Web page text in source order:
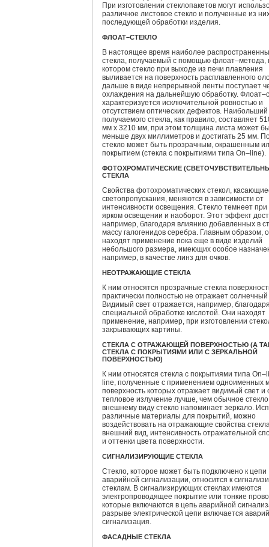
При изготовлении стеклопакетов могут
различное листовое стекло и полученные из
последующей обработки изделия.
ФЛОАТ–СТЕКЛО
В настоящее время наиболее
стекла, получаемый с помощью флоат–метода,
котором стекло при выходе из печи плавления
выливается на поверхность расплавленного
дальше в виде непрерывной ленты поступает
охлаждения на дальнейшую обработку.
характеризуется исключительной ровностью и
отсутствием оптических дефектов.
получаемого стекла, как правило, составляет
мм х 3210 мм, при этом толщина листа может
меньше двух миллиметров и достигать 25 мм.
стекло может быть прозрачным, окрашенным
покрытием (стекла с покрытиями типа On–line).
ФОТОХРОМАТИЧЕСКИЕ
СТЕКЛА
Свойства фотохроматических стекол,
светопропускания, меняются в зависимости от
интенсивности освещения. Стекло темнеет
ярком освещении и наоборот. Этот эффект
например, благодаря влиянию добавленных в
массу галогенидов серебра. Главным образом,
находят применение пока еще в виде изделий
небольшого размера, имеющих особое
например, в качестве линз для очков.
НЕОТРАЖАЮЩИЕ СТЕКЛА
К ним относятся прозрачные стекла
практически полностью не отражает солнечный
Видимый свет отражается, например,
специальной обработке кислотой. Они находят
применение, например, при изготовлении
закрывающих картины.
СТЕКЛА С ОТРАЖАЮЩЕЙ ПОВЕРХНОСТЬЮ (А
СТЕКЛА С ПОКРЫТИЯМИ ИЛИ С ЗЕРКАЛЬНОЙ
ПОВЕРХНОСТЬЮ)
К ним относятся стекла с покрытиями типа
line, полученные с применением одноименных
поверхность которых отражает видимый свет и
тепловое излучение лучше, чем обычное
внешнему виду стекло напоминает зеркало.
различные материалы для покрытий, можно
воздействовать на отражающие свойства
внешний вид, интенсивность отражательной
и оттенки цвета поверхности.
СИГНАЛИЗИРУЮЩИЕ СТЕКЛА
Стекло, которое может быть подключено к цепи
аварийной сигнализации, относится к
стеклам. В сигнализирующих стеклах имеются
электропроводящее покрытие или тонкие
которые включаются в цепь аварийной
разрыве электрической цепи включается
сигнализация.
ФАСАДНЫЕ СТЕКЛА